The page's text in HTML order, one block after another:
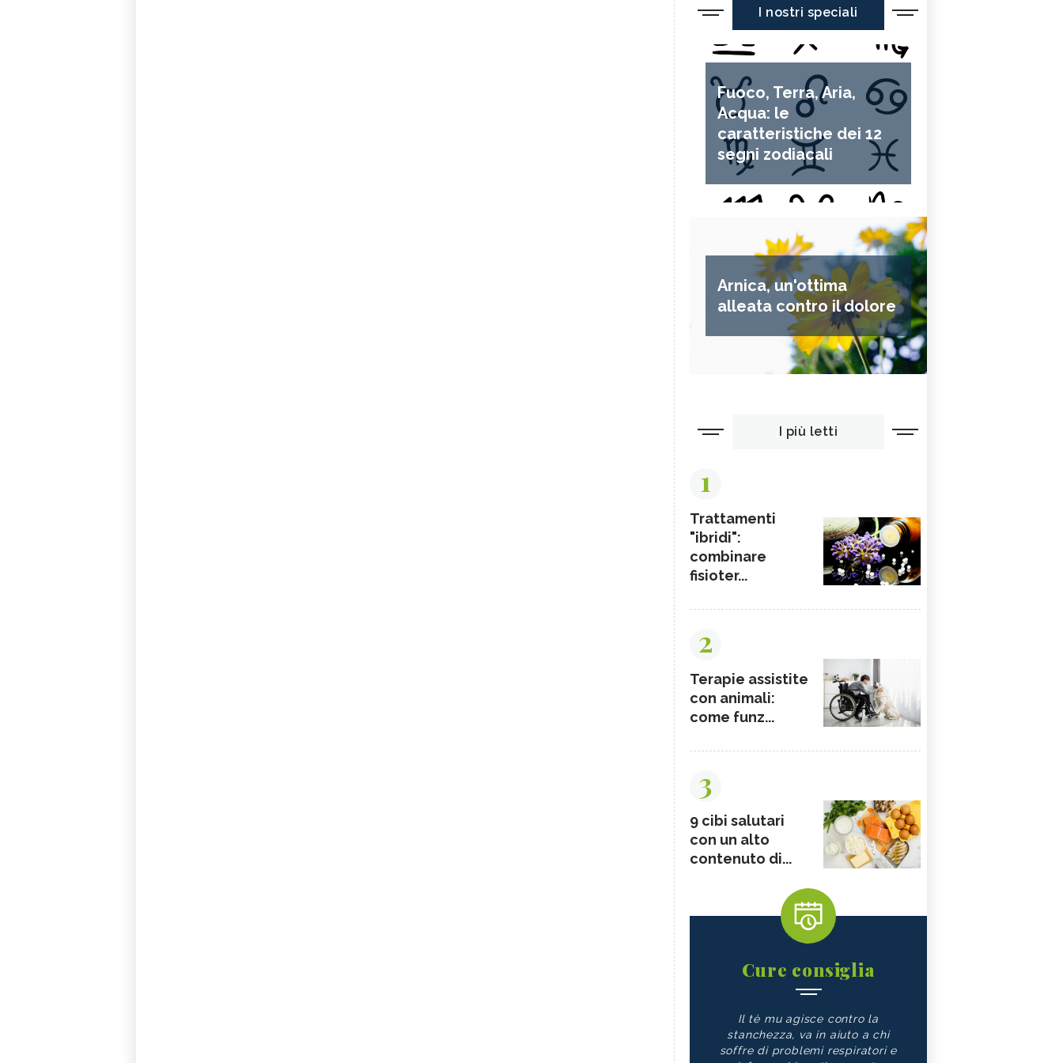
I nostri speciali
Fuoco, Terra, Aria,
Acqua: le
caratteristiche dei 12
segni zodiacali
Arnica, un'ottima
alleata contro il dolore
I più letti
1
Trattamenti
"ibridi":
combinare
fisioter...
2
Terapie assistite
con animali:
come funz...
3
9 cibi salutari
con un alto
contenuto di...
Cure consiglia
Il tè mu agisce contro la
stanchezza, va in aiuto a chi
soffre di problemi respiratori e